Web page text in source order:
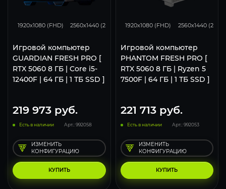
1920x1080 (FHD) 2560x1440 (2K) 3840x2160 (4K)
Игровой компьютер
GUARDIAN FRESH PRO [
RTX 5060 8 ГБ | Core i5-
12400F | 64 ГБ | 1 ТБ SSD ]
219 973 руб.
Есть в наличии Арт.: 992058
КУПИТЬ
ИЗМЕНИТЬ
КОНФИГУРАЦИЮ
1920x1080 (FHD) 2560x1440 (2K)
Игровой компьютер
PHANTOM FRESH PRO [
RTX 5060 8 ГБ | Ryzen 5
7500F | 64 ГБ | 1 ТБ SSD ]
221 713руб.
Есть в наличии Арт.: 992053
КУПИТЬ
ИЗМЕНИТЬ
КОНФИГУРАЦИЮ